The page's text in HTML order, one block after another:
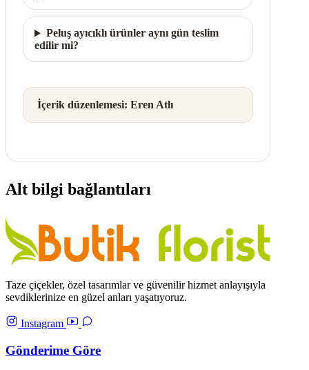
Peluş ayıcıklı ürünler aynı gün teslim
edilir mi?
İçerik düzenlemesi: Eren Atlı
Alt bilgi bağlantıları
Taze çiçekler, özel tasarımlar ve güvenilir hizmet anlayışıyla
sevdiklerinize en güzel anları yaşatıyoruz.
Instagram
Gönderime Göre